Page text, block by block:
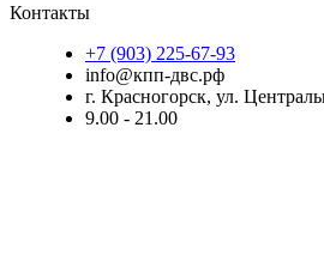
Контакты
+7 (903) 225-67-93
info@кпп-двс.рф
г. Красногорск, ул.
9.00 - 21.00